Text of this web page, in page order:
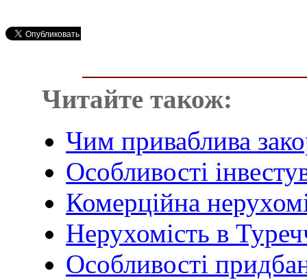
Читайте також:
Чим приваблива
Особливості
Комерційна
Нерухомість в
Особливості